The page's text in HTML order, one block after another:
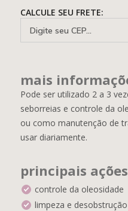
CALCULE SEU FRETE:
mais
Pode ser utilizado 2 a 3
seborreias e controle da
ou como manutenção de
usar diariamente.
principais ações
controle da oleosidade
limpeza e